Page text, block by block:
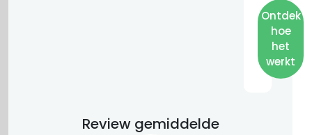
Ontdek
hoe
het
werkt
Review gemiddelde